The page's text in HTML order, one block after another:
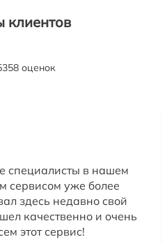
клиентов
оценок
специалисты в нашем
сервисом уже более
здесь недавно свой
качественно и очень
этот сервис!